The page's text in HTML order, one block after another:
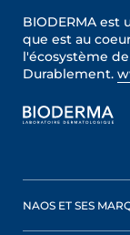
BIODERMA
que est au
l'écosystème
Durablement.
NAOS ET SES